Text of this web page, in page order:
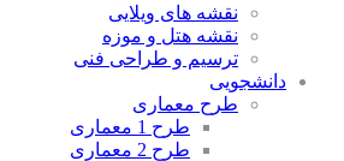
نقشه های ویلایی
نقشه هتل و موزه
ترسیم و طراحی فنی
دانشجویی
طرح معماری
طرح 1 معماری
طرح 2 معماری